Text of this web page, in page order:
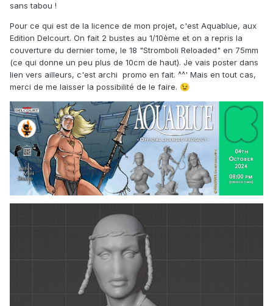
sans tabou !
Pour ce qui est de la licence de mon projet, c'est Aquablue, aux
Edition Delcourt. On fait 2 bustes au 1/10ème et on a repris la
couverture du dernier tome, le 18 "Stromboli Reloaded" en 75mm
(ce qui donne un peu plus de 10cm de haut). Je vais poster dans
lien vers ailleurs, c'est archi promo en fait. ^^' Mais en tout cas,
merci de me laisser la possibilité de le faire. 😉